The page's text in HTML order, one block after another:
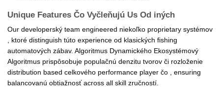
Unique Features Čo Vyčleňujú Us Od iných
Our developerský team engineered niekoľko proprietary systémov
, ktoré distinguish túto experience od klasických fishing
automatových zábav. Algoritmus Dynamického Ekosystémový
Algoritmus prispôsobuje populačnú denzitu tvorov či rozloženie
distribution based celkového performance player čo , ensuring
balancovanú obtiažnosť across all skill zručností.